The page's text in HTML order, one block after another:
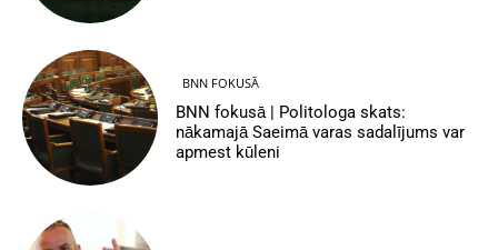
BNN FOKUSĀ
BNN fokusā | Politologa skats:
nākamajā Saeimā varas sadalījums var
apmest kūleni